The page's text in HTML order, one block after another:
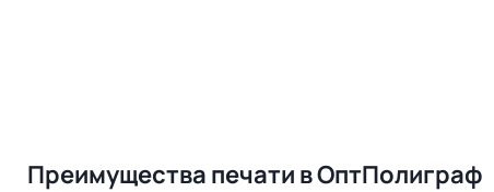
Преимущества печати в ОптПолиграф